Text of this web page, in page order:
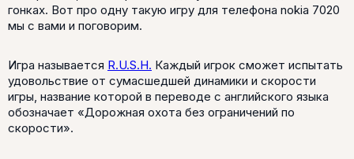
гонках. Вот про одну такую игру для телефона nokia 7020
мы с вами и поговорим.
Игра называется R.U.S.H. Каждый игрок сможет испытать
удовольствие от сумасшедшей динамики и скорости
игры, название которой в переводе с английского языка
обозначает «Дорожная охота без ограничений по
скорости».